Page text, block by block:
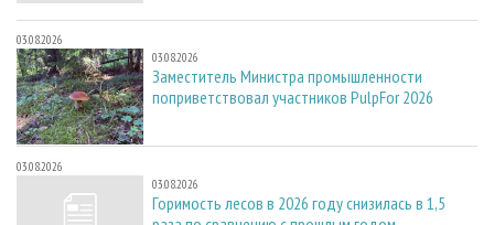
03.08.2026
03.08.2026
Заместитель Министра промышленности
поприветствовал участников PulpFor 2026
03.08.2026
03.08.2026
Горимость лесов в 2026 году снизилась в 1,5